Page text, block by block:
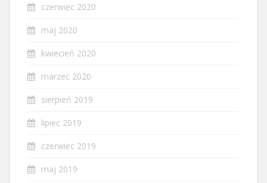
czerwiec 2020
maj 2020
kwiecień 2020
marzec 2020
sierpień 2019
lipiec 2019
czerwiec 2019
maj 2019